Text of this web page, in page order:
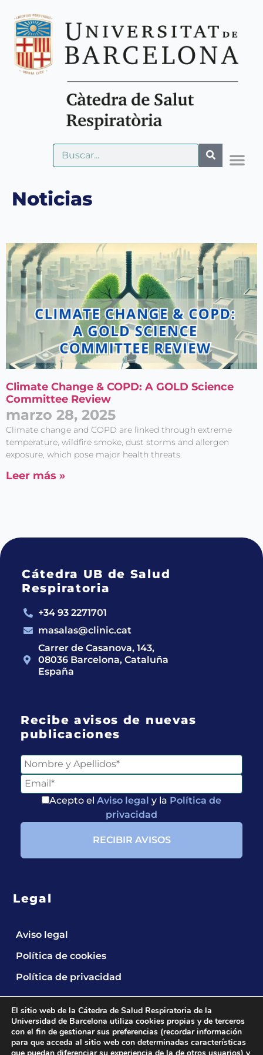
Noticias
Climate Change & COPD: A GOLD Science
Committee Review
marzo 28, 2025
Climate change and COPD are linked through extreme
temperature, wildfire smoke, dust storms and allergen
exposure, which pose major health threats.
Leer más »
Cátedra UB de Salud
Respiratoria
+34 93 2271701
masalas@clinic.cat
Carrer de Casanova, 143,
08036 Barcelona, Cataluña
España
Recibe avisos de nuevas
publicaciones
Acepto el Aviso legal y la Política de
privacidad
Legal
Aviso legal
Política de cookies
Política de privacidad
El sitio web de la Cátedra de Salud Respiratoria de la
Universidad de Barcelona utiliza cookies propias y de terceros
con el fin de gestionar sus preferencias (recordar información
para que acceda al sitio web con determinadas características